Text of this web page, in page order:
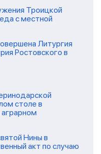
Троицкой
с местной
Литургия
Ростовского в
столе в
Нины в
акт по случаю